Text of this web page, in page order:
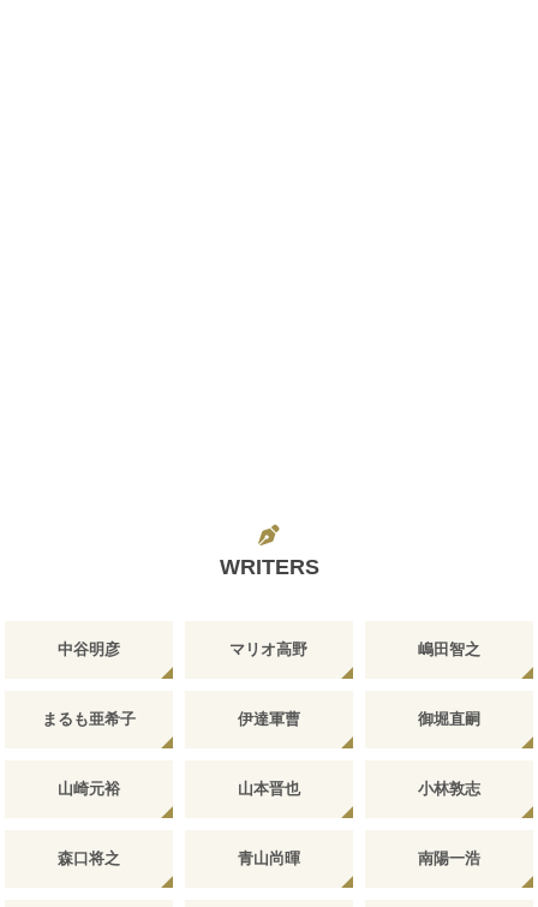
WRITERS
中谷明彦 マリオ高野 嶋田智之
まるも亜希子 伊達軍曹 御堀直嗣
山崎元裕 山本晋也 小林敦志
森口将之 青山尚暉 南陽一浩